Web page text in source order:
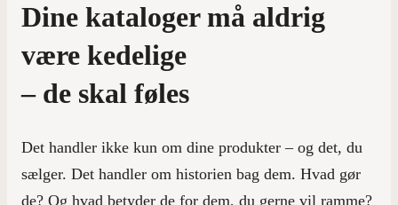
Dine kataloger må aldrig
være kedelige
– de skal føles
Det handler ikke kun om dine produkter – og det, du
sælger. Det handler om historien bag dem. Hvad gør
de? Og hvad betyder de for dem, du gerne vil ramme?